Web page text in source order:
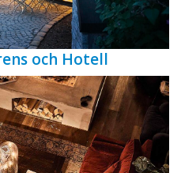
och Hotell